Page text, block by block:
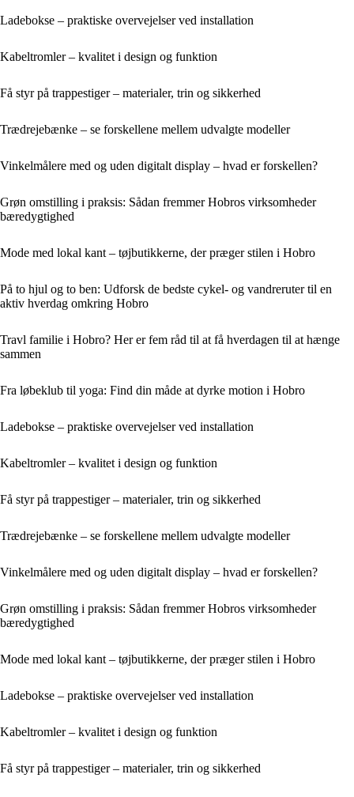
Ladebokse – praktiske overvejelser ved installation
Kabeltromler – kvalitet i design og funktion
Få styr på trappestiger – materialer, trin og sikkerhed
Trædrejebænke – se forskellene mellem udvalgte modeller
Vinkelmålere med og uden digitalt display – hvad er forskellen?
Grøn omstilling i praksis: Sådan fremmer Hobros virksomheder
bæredygtighed
Mode med lokal kant – tøjbutikkerne, der præger stilen i Hobro
På to hjul og to ben: Udforsk de bedste cykel- og vandreruter til en
aktiv hverdag omkring Hobro
Travl familie i Hobro? Her er fem råd til at få hverdagen til at hænge
sammen
Fra løbeklub til yoga: Find din måde at dyrke motion i Hobro
Ladebokse – praktiske overvejelser ved installation
Kabeltromler – kvalitet i design og funktion
Få styr på trappestiger – materialer, trin og sikkerhed
Trædrejebænke – se forskellene mellem udvalgte modeller
Vinkelmålere med og uden digitalt display – hvad er forskellen?
Grøn omstilling i praksis: Sådan fremmer Hobros virksomheder
bæredygtighed
Mode med lokal kant – tøjbutikkerne, der præger stilen i Hobro
Ladebokse – praktiske overvejelser ved installation
Kabeltromler – kvalitet i design og funktion
Få styr på trappestiger – materialer, trin og sikkerhed